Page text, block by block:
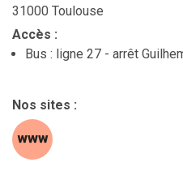
31000 Toulouse
Accès :
Bus : ligne 27 - arrêt
Nos sites :
site web (s'ouvre